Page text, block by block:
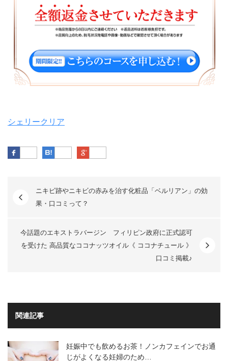
シェリークリア
Facebook はてなブックマーク
ニキビ跡やニキビの赤みを治す化粧品「ベルリアン」の効
果・口コミって？
今話題のエキストラバージン フィリピン政府に正式認可
を受けた 高品質なココナッツオイル《 ココナチュール 》
口コミ掲載♪
関連記事
妊娠中でも飲めるお茶！ノンカフェインでお通
じがよくなる妊婦のため…